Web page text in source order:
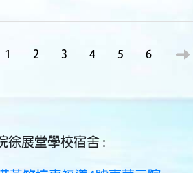
1 2 3 4 5 6
徐展堂學校宿舍 :